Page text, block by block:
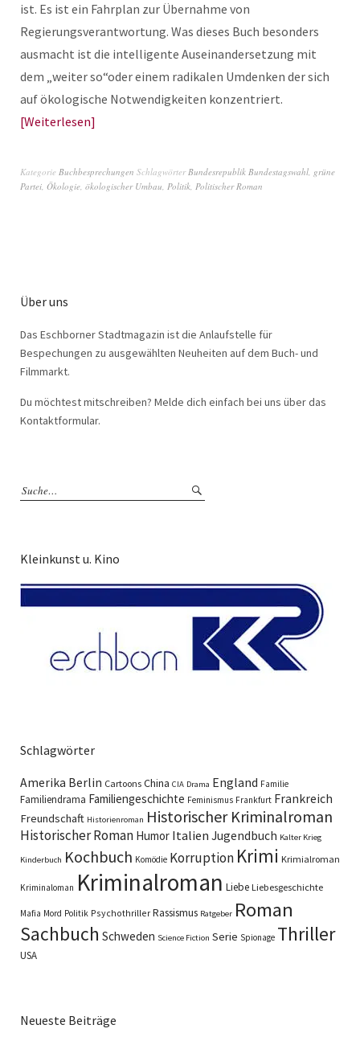
ist. Es ist ein Fahrplan zur Übernahme von
Regierungsverantwortung. Was dieses Buch besonders
ausmacht ist die intelligente Auseinandersetzung mit
dem „weiter so“oder einem radikalen Umdenken der sich
auf ökologische Notwendigkeiten konzentriert.
Weiterlesen
Kategorie Buchbesprechungen SchlagwörterBundesrepublik Bundestagswahl, grüne
Partei, Ökologie, ökologischer Umbau, Politik, Politischer Roman
Über uns
Das Eschborner Stadtmagazin ist die Anlaufstelle für
Bespechungen zu ausgewählten Neuheiten auf dem Buch- und
Filmmarkt.
Du möchtest mitschreiben? Melde dich einfach bei uns über das
Kontaktformular.
Kleinkunst u. Kino
Schlagwörter
Amerika Berlin Cartoons China CIA Drama England Familie
Familiendrama Familiengeschichte Feminismus Frankfurt Frankreich
Freundschaft Historienroman Historischer Kriminalroman
Historischer Roman Humor Italien Jugendbuch Kalter Krieg
Kinderbuch Kochbuch Komödie Korruption Krimi Krimialroman
Kriminaloman Kriminalroman Liebe Liebesgeschichte
Mafia Mord Politik Psychothriller Rassismus Ratgeber Roman
Sachbuch Schweden Science Fiction Serie Spionage Thriller
USA
Neueste Beiträge